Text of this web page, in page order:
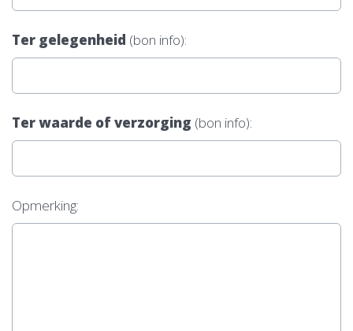
Ter gelegenheid (bon info):
Ter waarde of verzorging (bon info):
Opmerking: